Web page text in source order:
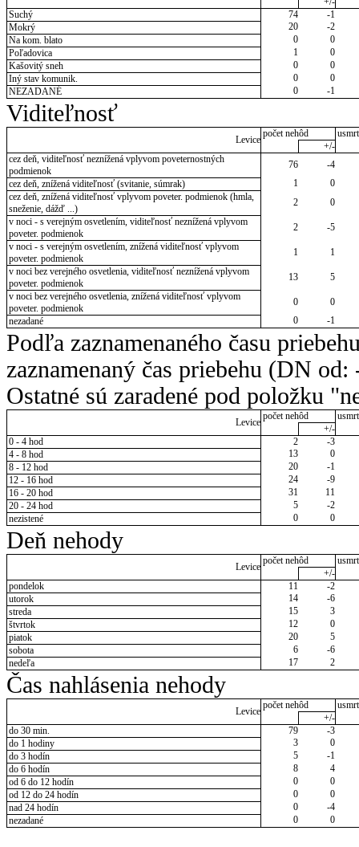
Suchý
74
-1
Mokrý
20
-2
Na kom. blato
0
0
Poľadovica
1
0
Kašovitý sneh
0
0
Iný stav komunik.
0
0
NEZADANÉ
0 -1
Viditeľnosť
Levice
počet nehôd
+/-
cez deň, viditeľnosť neznížená vplyvom poveternostných
podmienok
76
-4
cez deň, znížená viditeľnosť (svitanie, súmrak)
1
0
cez deň, znížená viditeľnosť vplyvom poveter. podmienok (hmla,
sneženie, dážď ...)
2
0
v noci - s verejným osvetlením, viditeľnosť neznížená vplyvom
poveter. podmienok
2
-5
v noci - s verejným osvetlením, znížená viditeľnosť vplyvom
poveter. podmienok
1
1
v noci bez verejného osvetlenia, viditeľnosť neznížená vplyvom
poveter. podmienok
13
5
v noci bez verejného osvetlenia, znížená viditeľnosť vplyvom
poveter. podmienok
0
0
nezadané
0 -1
Podľa zaznamenaného času
zaznamenaný čas priebehu (DN
Ostatné sú zaradené pod položku
Levice
počet nehôd
+/-
0 - 4 hod
2
-3
4 - 8 hod
13
0
8 - 12 hod
20
-1
12 - 16 hod
24
-9
16 - 20 hod
31
11
20 - 24 hod
5
-2
nezistené
0 0
Deň nehody
Levice
počet nehôd
+/-
pondelok
11
-2
utorok
14
-6
streda
15
3
štvrtok
12
0
piatok
20
5
sobota
6
-6
nedeľa
17 2
Čas nahlásenia nehody
Levice
počet nehôd
+/-
do 30 min.
79
-3
do 1 hodiny
3
0
do 3 hodín
5
-1
do 6 hodín
8
4
od 6 do 12 hodín
0
0
od 12 do 24 hodín
0
0
nad 24 hodín
0
-4
nezadané
0 0